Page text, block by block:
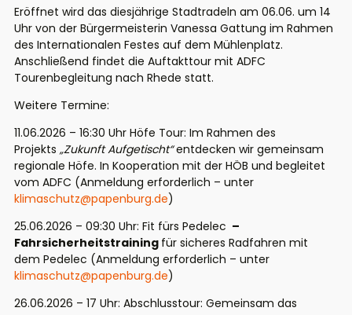
Eröffnet wird das diesjährige Stadtradeln am 06.06. um 14
Uhr von der Bürgermeisterin Vanessa Gattung im Rahmen
des Internationalen Festes auf dem Mühlenplatz.
Anschließend findet die Auftakttour mit ADFC
Tourenbegleitung nach Rhede statt.
Weitere Termine:
11.06.2026 – 16:30 Uhr Höfe Tour: Im Rahmen des
Projekts „Zukunft Aufgetischt“entdecken wir gemeinsam
regionale Höfe. In Kooperation mit der HÖB und begleitet
vom ADFC (Anmeldung erforderlich – unter
klimaschutz@papenburg.de)
25.06.2026 – 09:30 Uhr: Fit fürs Pedelec –
Fahrsicherheitstraining für sicheres Radfahren mit
dem Pedelec (Anmeldung erforderlich – unter
klimaschutz@papenburg.de)
26.06.2026 – 17 Uhr: Abschlusstour: Gemeinsam das